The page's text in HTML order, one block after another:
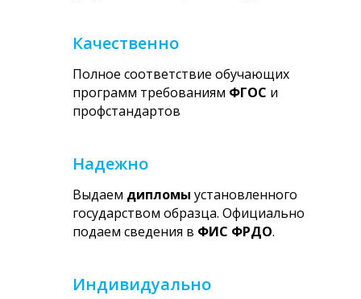
Качественно
Полное соответствие обучающих
программ требованиям ФГОС и
профстандартов
Надежно
Выдаем дипломы установленного
государством образца. Официально
подаем сведения в ФИС ФРДО.
Индивидуально